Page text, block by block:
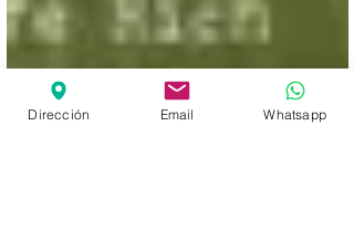
Dirección Email Whatsapp